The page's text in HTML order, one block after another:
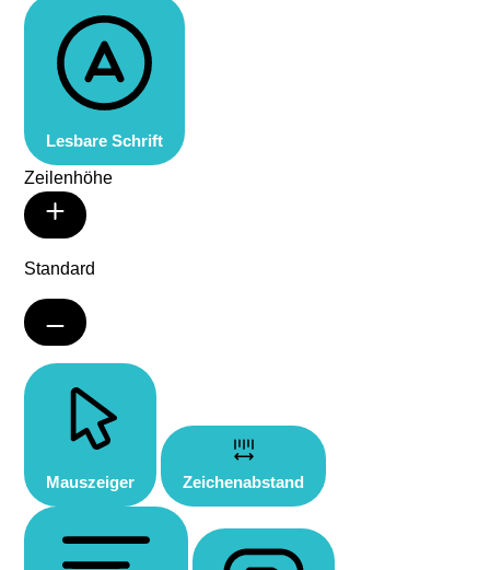
Lesbare Schrift
Zeilenhöhe
Standard
Mauszeiger Zeichenabstand